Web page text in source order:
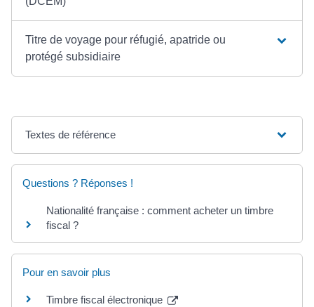
Titre de voyage pour réfugié, apatride ou
protégé subsidiaire
Textes de référence
Questions ? Réponses !
Nationalité française : comment acheter un timbre
fiscal ?
Pour en savoir plus
Timbre fiscal électronique